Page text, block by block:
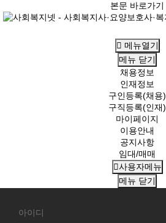
본문 바로가기
메뉴열기
메뉴 닫기
채용정보
인재정보
구인등록(채용)
구직등록(인재)
마이페이지
이용안내
공지사항
임대/매매
사용자메뉴
메뉴 닫기
원